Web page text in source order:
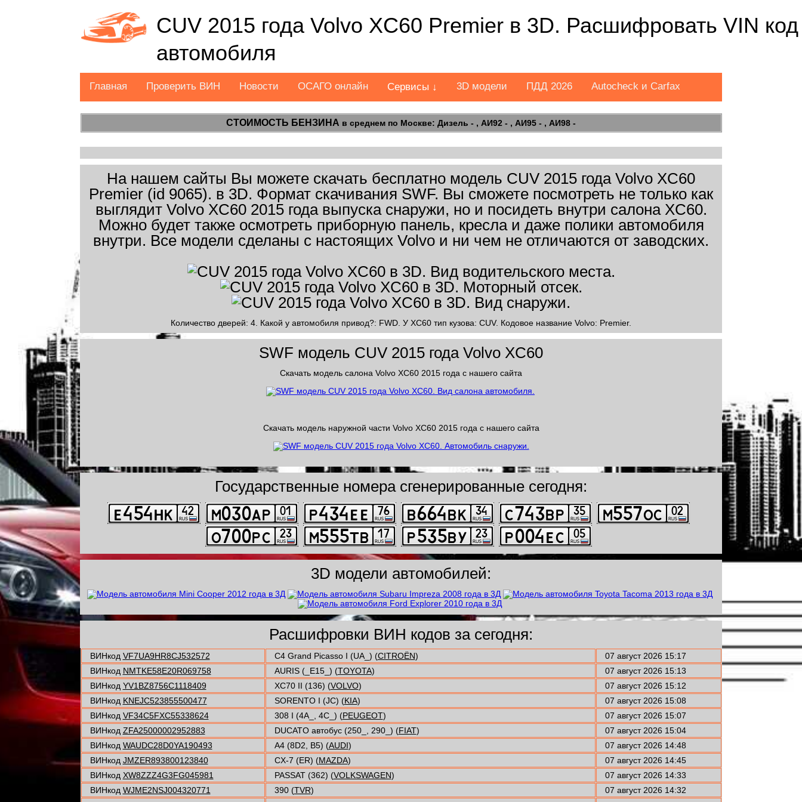
CUV 2015 года Volvo XC60 Premier в 3D. Расшифровать VIN код
автомобиля
Главная Проверить ВИН Новости ОСАГО онлайн Сервисы ↓ 3D модели ПДД 2026 Autocheck и Carfax
СТОИМОСТЬ БЕНЗИНА в среднем по Москве: Дизель - , АИ92 - , АИ95 - , АИ98 -
На нашем сайты Вы можете скачать бесплатно модель CUV 2015 года Volvo XC60
Premier (id 9065). в 3D. Формат скачивания SWF. Вы сможете посмотреть не только как
выглядит Volvo XC60 2015 года выпуска снаружи, но и посидеть внутри салона XC60.
Можно будет также осмотреть приборную панель, кресла и даже полики автомобиля
внутри. Все модели сделаны с настоящих Volvo и ни чем не отличаются от заводских.
Количество дверей: 4. Какой у автомобиля привод?: FWD. У XC60 тип кузова: CUV. Кодовое название Volvo: Premier.
SWF модель CUV 2015 года Volvo XC60
Скачать модель салона Volvo XC60 2015 года с нашего сайта
Скачать модель наружной части Volvo XC60 2015 года с нашего сайта
Государственные номера сгенерированные сегодня:
3D модели автомобилей:
Расшифровки ВИН кодов за сегодня:
ВИНкод VF7UA9HR8CJ532572 C4 Grand Picasso I (UA_) (CITROËN)
07 август 2026 15:17
ВИНкод NMTKE58E20R069758 AURIS (_E15_) (TOYOTA)
07 август 2026 15:13
ВИНкод YV1BZ8756C1118409 XC70 II (136) (VOLVO)
07 август 2026 15:12
ВИНкод KNEJC523855500477 SORENTO I (JC) (KIA)
07 август 2026 15:08
ВИНкод VF34C5FXC55338624 308 I (4A_, 4C_) (PEUGEOT)
07 август 2026 15:07
ВИНкод ZFA25000002952883 DUCATO автобус (250_, 290_) (FIAT)
07 август 2026 15:04
ВИНкод WAUDC28D0YA190493 A4 (8D2, B5) (AUDI)
07 август 2026 14:48
ВИНкод JMZER893800123840 CX-7 (ER) (MAZDA)
07 август 2026 14:45
ВИНкод XW8ZZZ4G3FG045981 PASSAT (362) (VOLKSWAGEN)
07 август 2026 14:33
ВИНкод WJME2NSJ004320771 390 (TVR)
07 август 2026 14:32